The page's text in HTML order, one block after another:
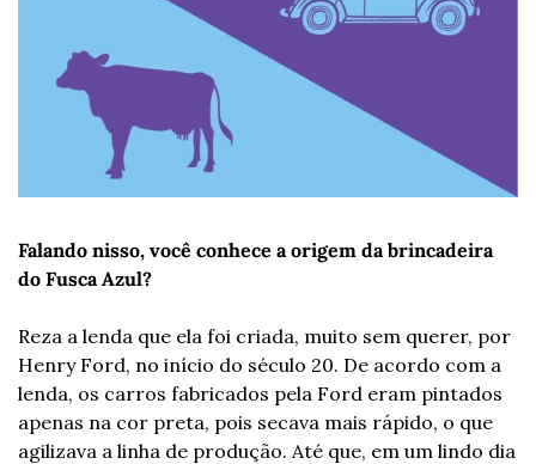
Falando nisso, você conhece a origem da brincadeira
do Fusca Azul?
Reza a lenda que ela foi criada, muito sem querer, por
Henry Ford, no início do século 20. De acordo com a
lenda, os carros fabricados pela Ford eram pintados
apenas na cor preta, pois secava mais rápido, o que
agilizava a linha de produção. Até que, em um lindo dia